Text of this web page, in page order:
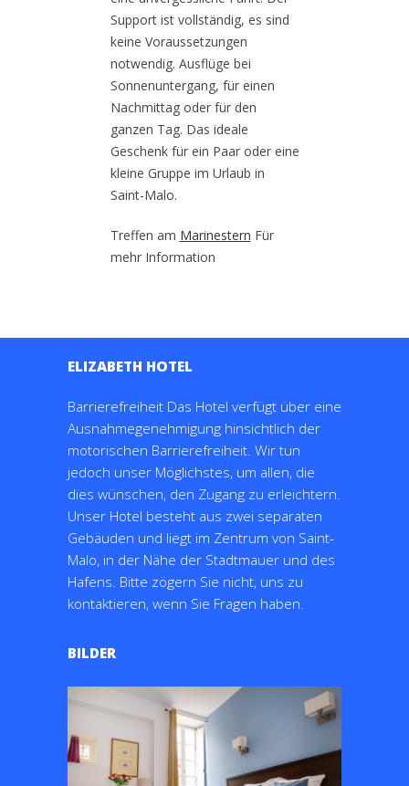
Support ist vollständig, es sind
keine Voraussetzungen
notwendig. Ausflüge bei
Sonnenuntergang, für einen
Nachmittag oder für den
ganzen Tag. Das ideale
Geschenk für ein Paar oder eine
kleine Gruppe im Urlaub in
Saint-Malo.
Treffen am Marinestern Für
mehr Information
ELIZABETH HOTEL
Barrierefreiheit Das Hotel verfügt über eine
Ausnahmegenehmigung hinsichtlich der
motorischen Barrierefreiheit. Wir tun
jedoch unser Möglichstes, um allen, die
dies wünschen, den Zugang zu erleichtern.
Unser Hotel besteht aus zwei separaten
Gebäuden und liegt im Zentrum von Saint-
Malo, in der Nähe der Stadtmauer und des
Hafens. Bitte zögern Sie nicht, uns zu
kontaktieren, wenn Sie Fragen haben.
BILDER